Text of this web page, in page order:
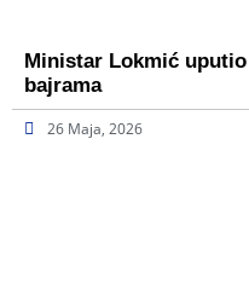
Ministar Lokmić
bajrama
26 Maja, 2026